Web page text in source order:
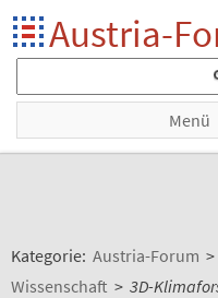
Austria-
Menü
Kategorie: Austria-Forum >
Wissenschaft > 3D-